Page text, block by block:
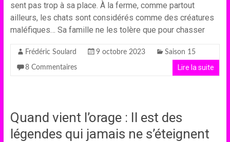
sent pas trop à sa place. À la ferme, comme partout
ailleurs, les chats sont considérés comme des créatures
maléfiques… Sa famille ne les tolère que pour chasser
Frédéric Soulard 9 octobre 2023 Saison 15
8 Commentaires Lire la suite
Quand vient l’orage : Il est des
légendes qui jamais ne s’éteignent